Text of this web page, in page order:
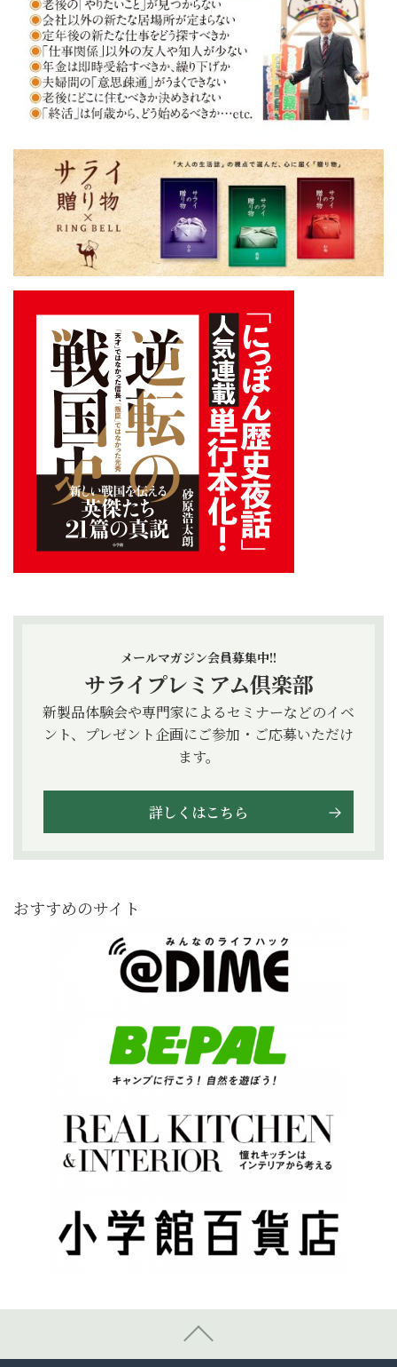
メールマガジン会員募集中!!
サライプレミアム倶楽部
新製品体験会や専門家によるセミナーなどのイベ
ント、プレゼント企画にご参加・ご応募いただけ
ます。
詳しくはこちら
おすすめのサイト